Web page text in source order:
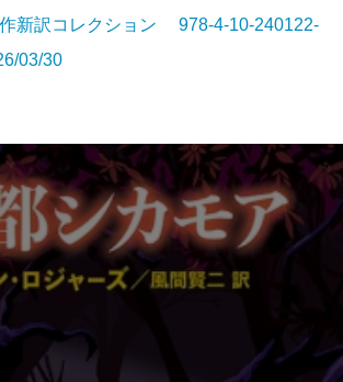
新訳コレクション 978-4-10-240122-
03/30